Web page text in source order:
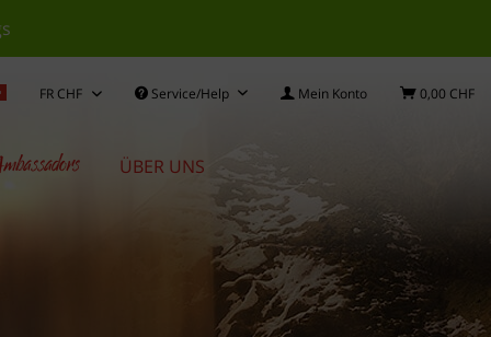
Service/Help Mein Konto 0,00 CHF
ÜBER UNS